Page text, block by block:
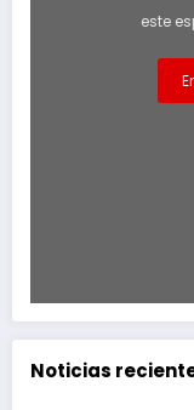
este
Noticias